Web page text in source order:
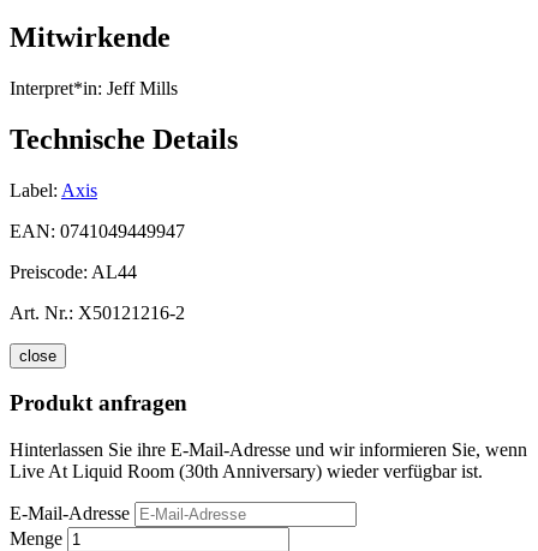
Mitwirkende
Interpret*in: Jeff Mills
Technische Details
Label: Axis
EAN: 0741049449947
Preiscode: AL44
Art. Nr.: X50121216-2
close
Produkt anfragen
Hinterlassen Sie ihre E-Mail-Adresse und wir informieren Sie, wenn
Live At Liquid Room (30th Anniversary) wieder verfügbar ist.
E-Mail-Adresse
Menge